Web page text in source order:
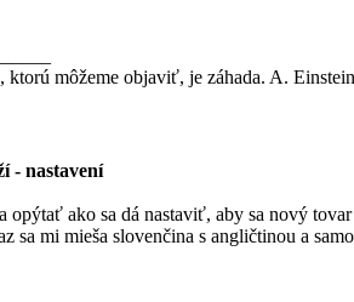
ktorú môžeme objaviť, je záhada. A. Einstein
- nastavení
opýtať ako sa dá nastaviť, aby sa nový
sa mi mieša slovenčina s angličtinou a